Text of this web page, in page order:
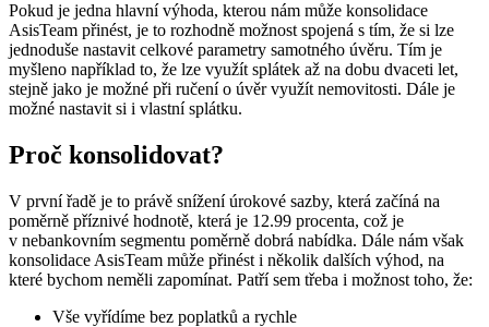
Pokud je jedna hlavní výhoda, kterou nám může konsolidace
AsisTeam přinést, je to rozhodně možnost spojená s tím, že si lze
jednoduše nastavit celkové parametry samotného úvěru. Tím je
myšleno například to, že lze využít splátek až na dobu dvaceti let,
stejně jako je možné při ručení o úvěr využít nemovitosti. Dále je
možné nastavit si i vlastní splátku.
Proč konsolidovat?
V první řadě je to právě snížení úrokové sazby, která začíná na
poměrně příznivé hodnotě, která je 12.99 procenta, což je
v nebankovním segmentu poměrně dobrá nabídka. Dále nám však
konsolidace AsisTeam může přinést i několik dalších výhod, na
které bychom neměli zapomínat. Patří sem třeba i možnost toho, že:
Vše vyřídíme bez poplatků a rychle